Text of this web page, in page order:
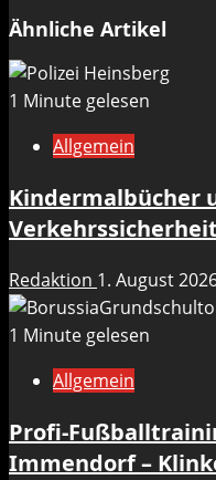
Ähnliche Artikel
1 Minute gelesen
Allgemein
Kindermalbücher
Redaktion 1. August
1 Minute gelesen
Allgemein
Profi-
Immendorf –